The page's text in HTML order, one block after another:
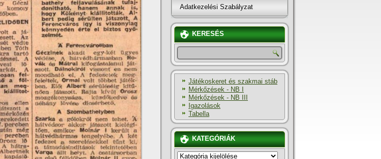
Adatkezelési Szabályzat
KERESÉS
Játékoskeret és szakmai stáb
Mérkőzések - NB I
Mérkőzések - NB III
Igazolások
Tabella
KATEGÓRIÁK
KATEGÓRIÁK